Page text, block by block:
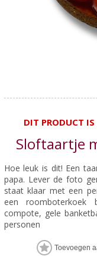
DIT PRODUCT IS
Sloftaartje
Hoe leuk is dit! Een
papa. Lever de foto
staat klaar met een
een roomboterkoek
compote, gele
personen